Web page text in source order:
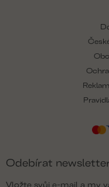
Odebírat
Vložte svůj e-mail a my